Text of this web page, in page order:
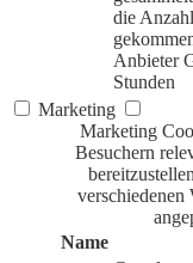
die
Anbieter
Stunden
Marketing
Marketing
Besuchern
verschiedenen
Name